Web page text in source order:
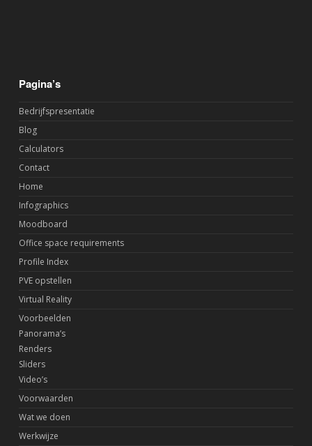
Pagina’s
Bedrijfspresentatie
Blog
Calculators
Contact
Home
Infographics
Moodboard
Office space requirements
Profile Index
PVE opstellen
Virtual Reality
Voorbeelden
Panorama’s
Renders
Sliders
Video’s
Voorwaarden
Wat we doen
Werkwijze